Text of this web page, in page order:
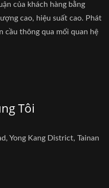
của khách hàng bằng
cao, hiệu suất cao. Phát
cầu thông qua mối quan hệ
Tôi
Yong Kang District, Tainan